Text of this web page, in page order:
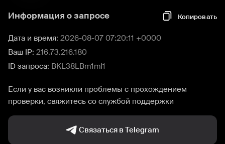
Информация о запросе Копировать
Дата и время: 2026-08-07 07:20:11 +0000
Ваш IP: 216.73.216.180
ID запроса: BKL38LBm1mI1
Если у вас возникли проблемы с прохождением
проверки, свяжитесь со службой поддержки
Связаться в Telegram